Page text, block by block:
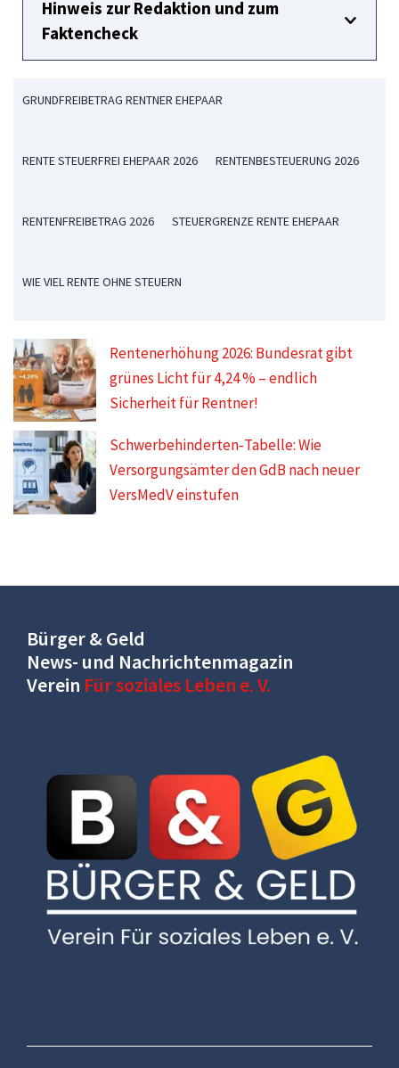
Hinweis zur Redaktion und zum
Faktencheck
GRUNDFREIBETRAG RENTNER EHEPAAR
RENTE STEUERFREI EHEPAAR 2026 RENTENBESTEUERUNG 2026
RENTENFREIBETRAG 2026 STEUERGRENZE RENTE EHEPAAR
WIE VIEL RENTE OHNE STEUERN
Rentenerhöhung 2026: Bundesrat gibt
grünes Licht für 4,24 % – endlich
Sicherheit für Rentner!
Schwerbehinderten‑Tabelle: Wie
Versorgungsämter den GdB nach neuer
VersMedV einstufen
Bürger & Geld
News- und Nachrichtenmagazin
Verein Für soziales Leben e. V.